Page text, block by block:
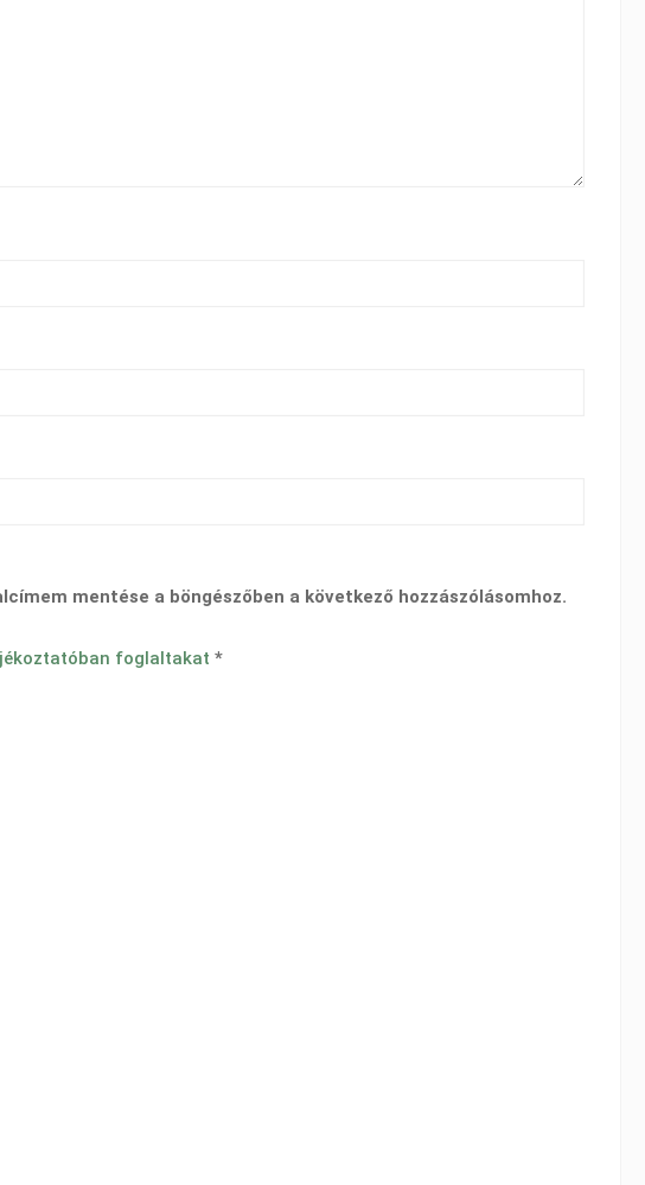
mentése a böngészőben a következő hozzászólásomhoz.
foglaltakat *